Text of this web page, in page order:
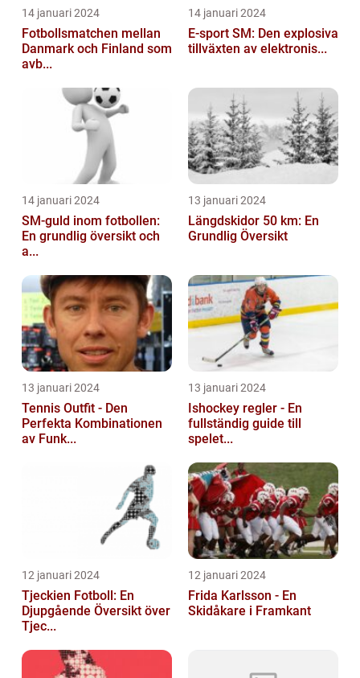
14 januari 2024
Fotbollsmatchen mellan
Danmark och Finland som
avb...
14 januari 2024
E-sport SM: Den explosiva
tillväxten av elektronis...
14 januari 2024
SM-guld inom fotbollen:
En grundlig översikt och
a...
13 januari 2024
Längdskidor 50 km: En
Grundlig Översikt
13 januari 2024
Tennis Outfit - Den
Perfekta Kombinationen
av Funk...
13 januari 2024
Ishockey regler - En
fullständig guide till
spelet...
12 januari 2024
Tjeckien Fotboll: En
Djupgående Översikt över
Tjec...
12 januari 2024
Frida Karlsson - En
Skidåkare i Framkant